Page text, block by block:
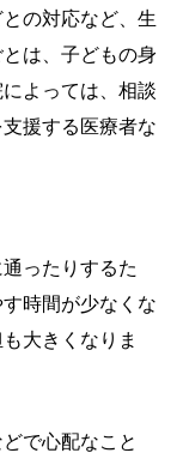
の対応など、生
は、子どもの身
よっては、相談
援する医療者な
ったりするた
時間が少なくな
大きくなりま
で心配なこと